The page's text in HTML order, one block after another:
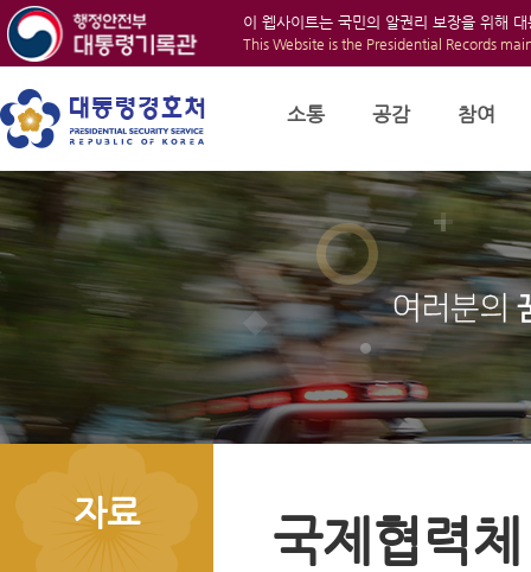
이 웹사이트는 국민의 알권리 보장을 위해
This Website is the Presidential Records
소통 공감 참여
자료 국제협력체